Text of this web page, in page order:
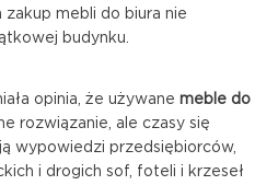
mebli do biura nie
budynku.
opinia, że używane meble do
rozwiązanie, ale czasy się
wypowiedzi przedsiębiorców,
i drogich sof, foteli i krzeseł